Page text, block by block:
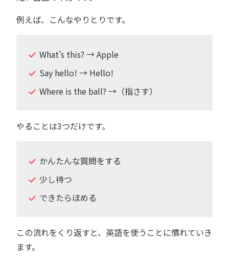
例えば、こんなやりとりです。
What’s this? → Apple
Say hello! → Hello!
Where is the ball? →（指さす）
やることは3つだけです。
かんたんな質問をする
少し待つ
できたらほめる
この流れをくり返すと、英語を使うことに慣れていき
ます。